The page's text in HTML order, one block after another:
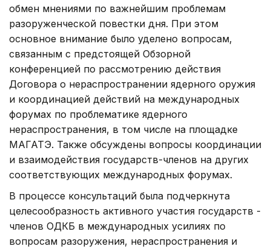
обмен мнениями по важнейшим проблемам
разоруженческой повестки дня. При этом
основное внимание было уделено вопросам,
связанным с предстоящей Обзорной
конференцией по рассмотрению действия
Договора о нераспространении ядерного оружия
и координацией действий на международных
форумах по проблематике ядерного
нераспространения, в том числе на площадке
МАГАТЭ. Также обсуждены вопросы координации
и взаимодействия государств-членов на других
соответствующих международных форумах.
В процессе консультаций была подчеркнута
целесообразность активного участия государств -
членов ОДКБ в международных усилиях по
вопросам разоружения, нераспространения и